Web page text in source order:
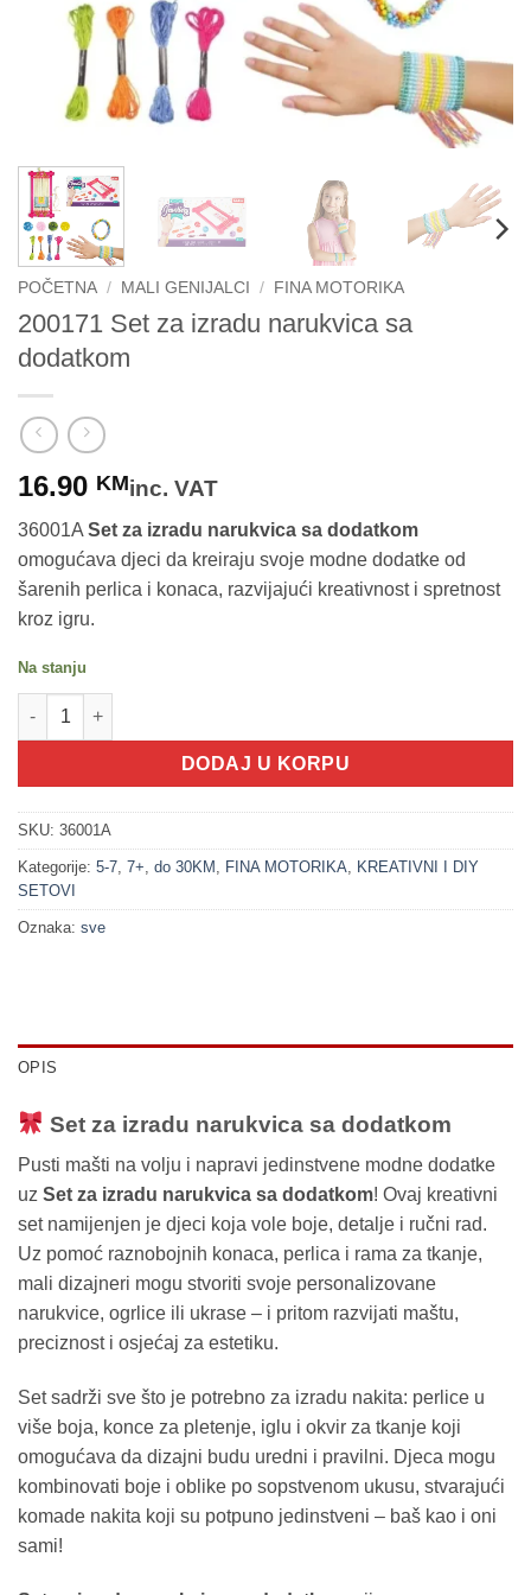
POČETNA / MALI GENIJALCI / FINA MOTORIKA
200171 Set za izradu narukvica sa
dodatkom
16.90 KMinc. VAT
36001A Set za izradu narukvica sa dodatkom
omogućava djeci da kreiraju svoje modne dodatke od
šarenih perlica i konaca, razvijajući kreativnost i spretnost
kroz igru.
Na stanju
200171 Set za izradu narukvica sa dodatkom količina
DODAJ U KORPU
SKU: 36001A
Kategorije: 5-7 7+ do 30KM FINA MOTORIKA
KREATIVNI I DIY
SETOVI
Oznaka: sve
OPIS
Set za izradu narukvica sa dodatkom
Pusti mašti na volju i napravi jedinstvene modne dodatke
uz Set za izradu narukvica sa dodatkom! Ovaj kreativni
set namijenjen je djeci koja vole boje, detalje i ručni rad.
Uz pomoć raznobojnih konaca, perlica i rama za tkanje,
mali dizajneri mogu stvoriti svoje personalizovane
narukvice, ogrlice ili ukrase – i pritom razvijati maštu,
preciznost i osjećaj za estetiku.
Set sadrži sve što je potrebno za izradu nakita: perlice u
više boja, konce za pletenje, iglu i okvir za tkanje koji
omogućava da dizajni budu uredni i pravilni. Djeca mogu
kombinovati boje i oblike po sopstvenom ukusu, stvarajući
komade nakita koji su potpuno jedinstveni – baš kao i oni
sami!